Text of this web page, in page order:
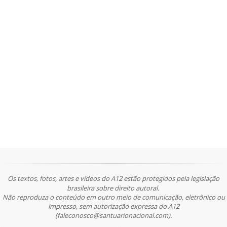
Os textos, fotos, artes e vídeos do A12 estão protegidos pela legislação
brasileira sobre direito autoral.
Não reproduza o conteúdo em outro meio de comunicação, eletrônico ou
impresso, sem autorização expressa do A12
(faleconosco@santuarionacional.com).